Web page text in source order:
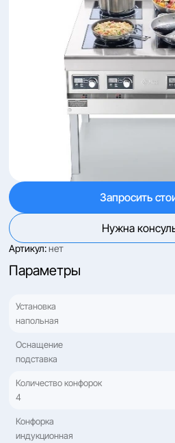
Артикул:нет
Параметры
Установка
напольная
Оснащение
подставка
Количество конфорок
4
Конфорка
индукционная
Запросить
Нужна